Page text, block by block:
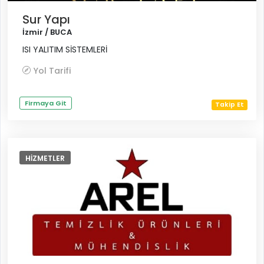
Sur Yapı
İzmir / BUCA
ISI YALITIM SİSTEMLERİ
Yol Tarifi
Firmaya Git Takip Et
HIZMETLER